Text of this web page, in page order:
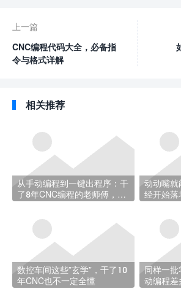
上一篇
CNC编程代码大全，必备指
令与格式详解
相关推荐
从手动编程到一键出程序：干
了8年CNC编程的老师傅，经
动动嘴就
经开始落
数控车间这些”玄学”，干了10
年CNC也不一定全懂
同样一
动编程差